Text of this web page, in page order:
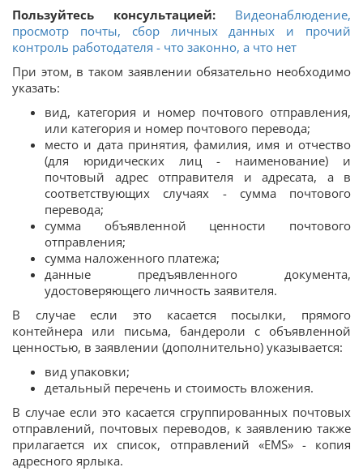
Пользуйтесь консультацией: Видеонаблюдение,
просмотр почты, сбор личных данных и прочий
контроль работодателя - что законно, а что нет
При этом, в таком заявлении обязательно необходимо
указать:
вид, категория и номер почтового отправления,
или категория и номер почтового перевода;
место и дата принятия, фамилия, имя и отчество
(для юридических лиц - наименование) и
почтовый адрес отправителя и адресата, а в
соответствующих случаях - сумма почтового
перевода;
сумма объявленной ценности почтового
отправления;
сумма наложенного платежа;
данные предъявленного документа,
удостоверяющего личность заявителя.
В случае если это касается посылки, прямого
контейнера или письма, бандероли с объявленной
ценностью, в заявлении (дополнительно) указывается:
вид упаковки;
детальный перечень и стоимость вложения.
В случае если это касается сгруппированных почтовых
отправлений, почтовых переводов, к заявлению также
прилагается их список, отправлений «EMS» - копия
адресного ярлыка.